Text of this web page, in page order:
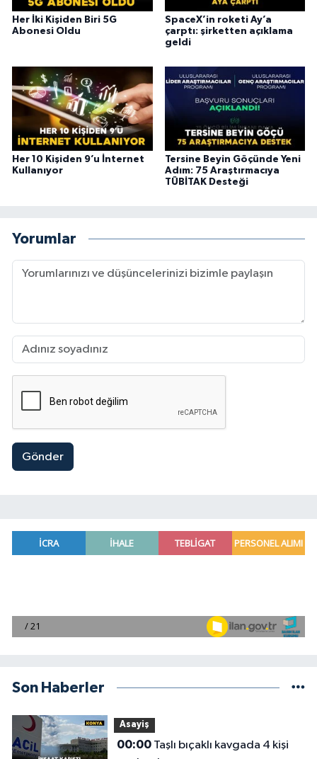
Her İki Kişiden Biri 5G
Abonesi Oldu
SpaceX’in roketi Ay’a
çarptı: şirketten açıklama
geldi
Her 10 Kişiden 9’u İnternet
Kullanıyor
Tersine Beyin Göçünde Yeni
Adım: 75 Araştırmacıya
TÜBİTAK Desteği
Yorumlar
Gönder
Son Haberler
Asayiş
00:00Taşlı bıçaklı kavgada 4 kişi